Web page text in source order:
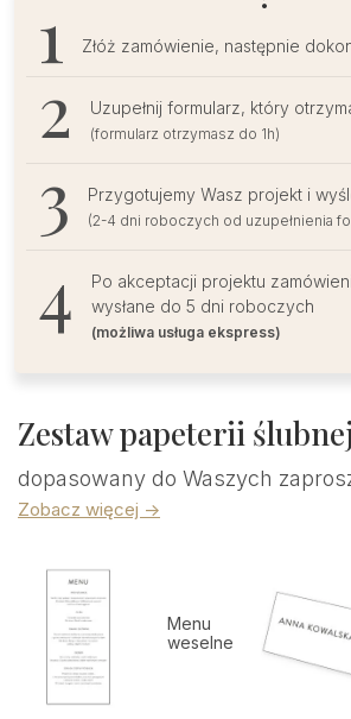
Złóż zamówienie, następnie
Uzupełnij formularz, który
(formularz otrzymasz do 1h)
Przygotujemy Wasz projekt i
(2-4 dni roboczych od uzupełnienia
Po akceptacji projektu
wysłane do 5 dni roboczych
(możliwa usługa ekspress)
Zestaw papeterii ślubnej
dopasowany do Waszych
Zobacz więcej ->
Menu
weselne